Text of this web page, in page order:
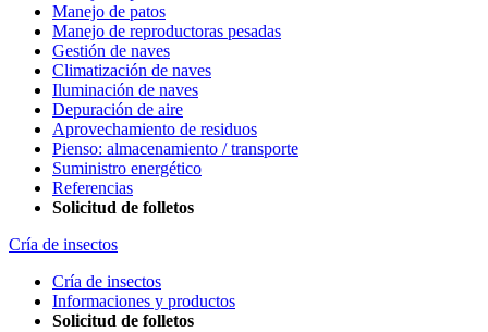
Manejo de patos
Manejo de reproductoras pesadas
Gestión de naves
Climatización de naves
Iluminación de naves
Depuración de aire
Aprovechamiento de residuos
Pienso: almacenamiento / transporte
Suministro energético
Referencias
Solicitud de folletos
Cría de insectos
Cría de insectos
Informaciones y productos
Solicitud de folletos